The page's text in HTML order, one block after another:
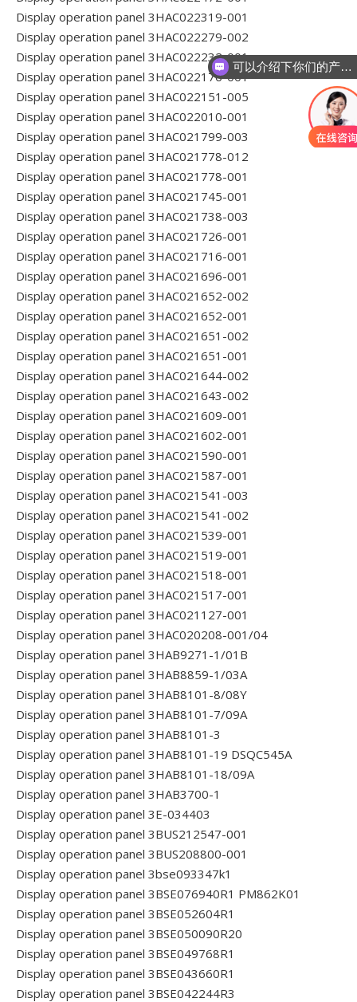
Display operation panel 3HAC022319-001
Display operation panel 3HAC022279-002
Display operation panel 3HAC022232-001
Display operation panel 3HAC022176-001
Display operation panel 3HAC022151-005
Display operation panel 3HAC022010-001
Display operation panel 3HAC021799-003
Display operation panel 3HAC021778-012
Display operation panel 3HAC021778-001
Display operation panel 3HAC021745-001
Display operation panel 3HAC021738-003
Display operation panel 3HAC021726-001
Display operation panel 3HAC021716-001
Display operation panel 3HAC021696-001
Display operation panel 3HAC021652-002
Display operation panel 3HAC021652-001
Display operation panel 3HAC021651-002
Display operation panel 3HAC021651-001
Display operation panel 3HAC021644-002
Display operation panel 3HAC021643-002
Display operation panel 3HAC021609-001
Display operation panel 3HAC021602-001
Display operation panel 3HAC021590-001
Display operation panel 3HAC021587-001
Display operation panel 3HAC021541-003
Display operation panel 3HAC021541-002
Display operation panel 3HAC021539-001
Display operation panel 3HAC021519-001
Display operation panel 3HAC021518-001
Display operation panel 3HAC021517-001
Display operation panel 3HAC021127-001
Display operation panel 3HAC020208-001/04
Display operation panel 3HAB9271-1/01B
Display operation panel 3HAB8859-1/03A
Display operation panel 3HAB8101-8/08Y
Display operation panel 3HAB8101-7/09A
Display operation panel 3HAB8101-3
Display operation panel 3HAB8101-19 DSQC545A
Display operation panel 3HAB8101-18/09A
Display operation panel 3HAB3700-1
Display operation panel 3E-034403
Display operation panel 3BUS212547-001
Display operation panel 3BUS208800-001
Display operation panel 3bse093347k1
Display operation panel 3BSE076940R1 PM862K01
Display operation panel 3BSE052604R1
Display operation panel 3BSE050090R20
Display operation panel 3BSE049768R1
Display operation panel 3BSE043660R1
Display operation panel 3BSE042244R3
可以介绍下你们的产品么